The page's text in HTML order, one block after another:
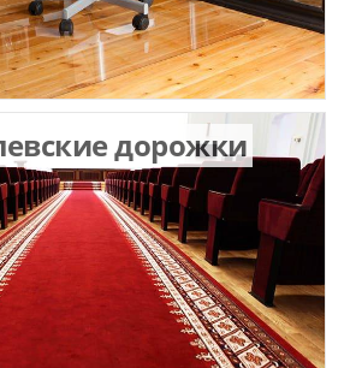
дорожки